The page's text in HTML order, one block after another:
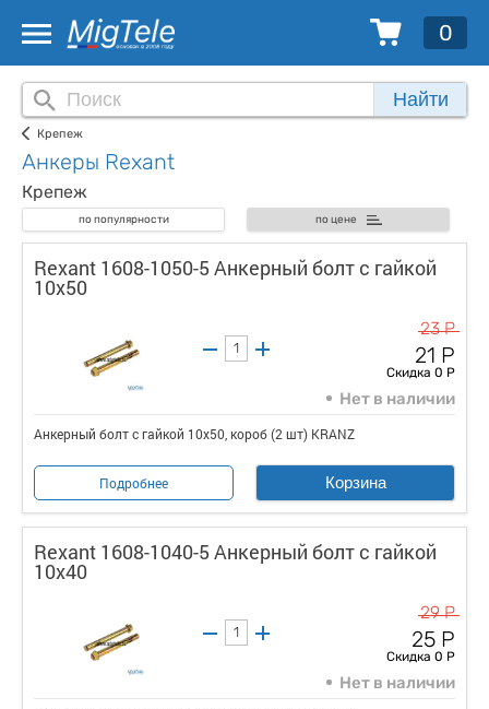
0
Найти
Крепеж
Анкеры Rexant
Крепеж
по популярности по цене
Rexant 1608-1050-5 Анкерный болт с гайкой
10х50
23 Р
21 Р
Скидка 0 Р
Нет в наличии
Анкерный болт с гайкой 10х50, короб (2 шт) KRANZ
Подробнее Корзина
Rexant 1608-1040-5 Анкерный болт с гайкой
10х40
29 Р
25 Р
Скидка 0 Р
Нет в наличии